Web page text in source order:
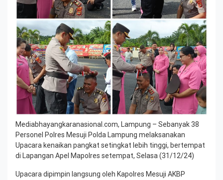
Mediabhayangkaranasional.com, Lampung – Sebanyak 38
Personel Polres Mesuji Polda Lampung melaksanakan
Upacara kenaikan pangkat setingkat lebih tinggi, bertempat
di Lapangan Apel Mapolres setempat, Selasa (31/12/24)
Upacara dipimpin langsung oleh Kapolres Mesuji AKBP